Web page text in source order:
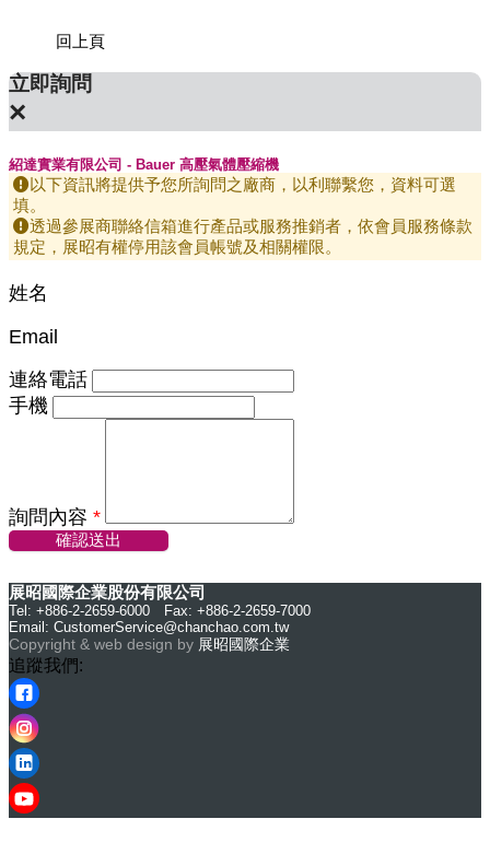
回上頁
立即詢問
×
紹達實業有限公司 - Bauer 高壓氣體壓縮機
以下資訊將提供予您所詢問之廠商，以利聯繫您，資料可選
填。
透過參展商聯絡信箱進行產品或服務推銷者，依會員服務條款
規定，展昭有權停用該會員帳號及相關權限。
姓名
Email
連絡電話
手機
詢問內容 *
確認送出
展昭國際企業股份有限公司
Tel: +886-2-2659-6000 Fax: +886-2-2659-7000
Email: CustomerService@chanchao.com.tw
Copyright & web design by 展昭國際企業
追蹤我們: